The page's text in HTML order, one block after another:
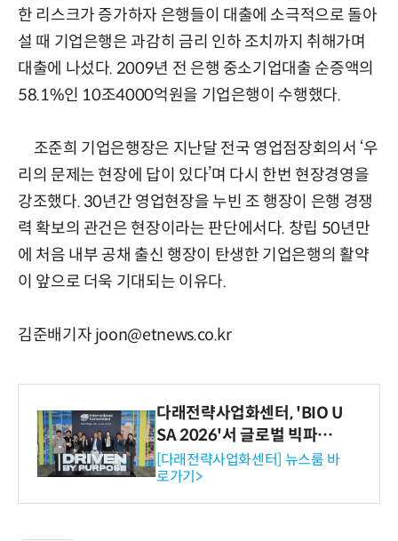
한 리스크가 증가하자 은행들이 대출에 소극적으로 돌아
설 때 기업은행은 과감히 금리 인하 조치까지 취해가며
대출에 나섰다. 2009년 전 은행 중소기업대출 순증액의
58.1%인 10조4000억원을 기업은행이 수행했다.
조준희 기업은행장은 지난달 전국 영업점장회의서 ‘우
리의 문제는 현장에 답이 있다’며 다시 한번 현장경영을
강조했다. 30년간 영업현장을 누빈 조 행장이 은행 경쟁
력 확보의 관건은 현장이라는 판단에서다. 창립 50년만
에 처음 내부 공채 출신 행장이 탄생한 기업은행의 활약
이 앞으로 더욱 기대되는 이유다.
김준배기자 joon@etnews.co.kr
다래전략사업화센터, 'BIO U
SA 2026'서 글로벌 빅파마
와의 비즈니스 미팅 지원…K
-바이오 해외 진출 교두보 확
보
[다래전략사업화센터] 뉴스룸 바
로가기>